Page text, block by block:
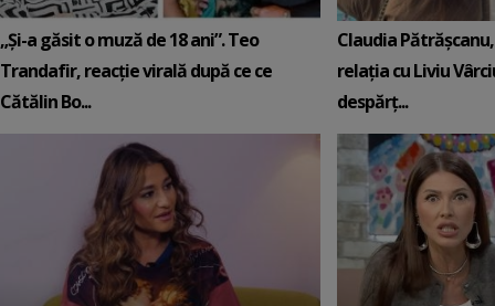
„Și-a găsit o muză de 18 ani”. Teo
Trandafir, reacție virală după ce ce
Cătălin Bo...
Claudia
relația cu Liviu
despărț...